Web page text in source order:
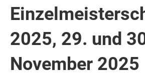
2025, 29. und
November 2025